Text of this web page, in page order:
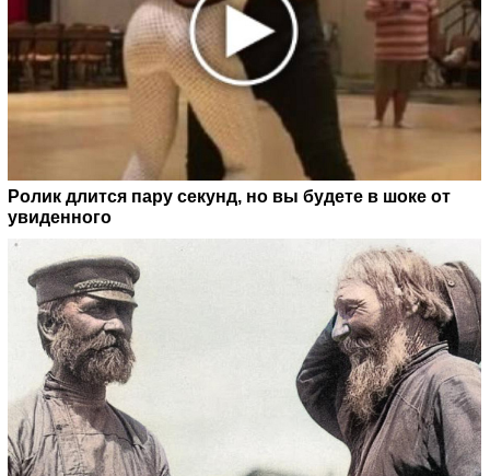
Ролик длится пару секунд, но вы будете в шоке от
увиденного